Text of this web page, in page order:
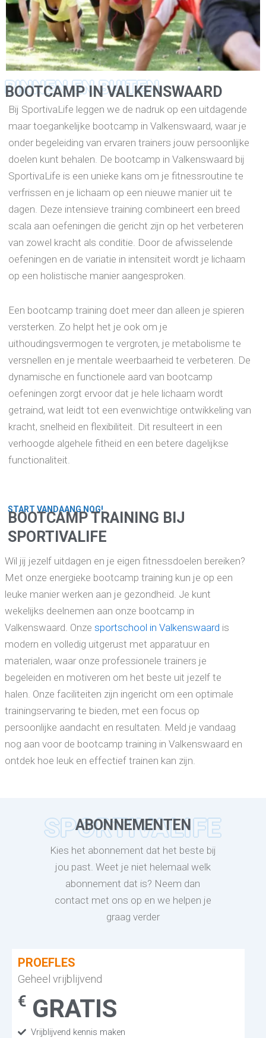
BOOTCAMP IN VALKENSWAARD
BINNEN EN BUITEN
Bij SportivaLife leggen we de nadruk op een uitdagende
maar toegankelijke bootcamp in Valkenswaard, waar je
onder begeleiding van ervaren trainers jouw persoonlijke
doelen kunt behalen. De bootcamp in Valkenswaard bij
SportivaLife is een unieke kans om je fitnessroutine te
verfrissen en je lichaam op een nieuwe manier uit te
dagen. Deze intensieve training combineert een breed
scala aan oefeningen die gericht zijn op het verbeteren
van zowel kracht als conditie. Door de afwisselende
oefeningen en de variatie in intensiteit wordt je lichaam
op een holistische manier aangesproken.
Een bootcamp training doet meer dan alleen je spieren
versterken. Zo helpt het je ook om je
uithoudingsvermogen te vergroten, je metabolisme te
versnellen en je mentale weerbaarheid te verbeteren. De
dynamische en functionele aard van bootcamp
oefeningen zorgt ervoor dat je hele lichaam wordt
getraind, wat leidt tot een evenwichtige ontwikkeling van
kracht, snelheid en flexibiliteit. Dit resulteert in een
verhoogde algehele fitheid en een betere dagelijkse
functionaliteit.
START VANDAANG NOG!
BOOTCAMP TRAINING BIJ
SPORTIVALIFE
Wil jij jezelf uitdagen en je eigen fitnessdoelen bereiken?
Met onze energieke bootcamp training kun je op een
leuke manier werken aan je gezondheid. Je kunt
wekelijks deelnemen aan onze bootcamp in
Valkenswaard. Onzesportschool in Valkenswaard is
modern en volledig uitgerust met apparatuur en
materialen, waar onze professionele trainers je
begeleiden en motiveren om het beste uit jezelf te
halen. Onze faciliteiten zijn ingericht om een optimale
trainingservaring te bieden, met een focus op
persoonlijke aandacht en resultaten. Meld je vandaag
nog aan voor de bootcamp training in Valkenswaard en
ontdek hoe leuk en effectief trainen kan zijn.
ABONNEMENTEN
SPORTIVALIFE
Kies het abonnement dat het beste bij
jou past. Weet je niet helemaal welk
abonnement dat is? Neem dan
contact met ons op en we helpen je
graag verder
PROEFLES
Geheel vrijblijvend
€GRATIS
Vrijblijvend kennis maken